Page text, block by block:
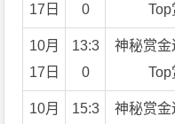
17日
0
Top
10月
17日
13:3
0
神秘赏金
Top
10月
15:3
神秘赏金